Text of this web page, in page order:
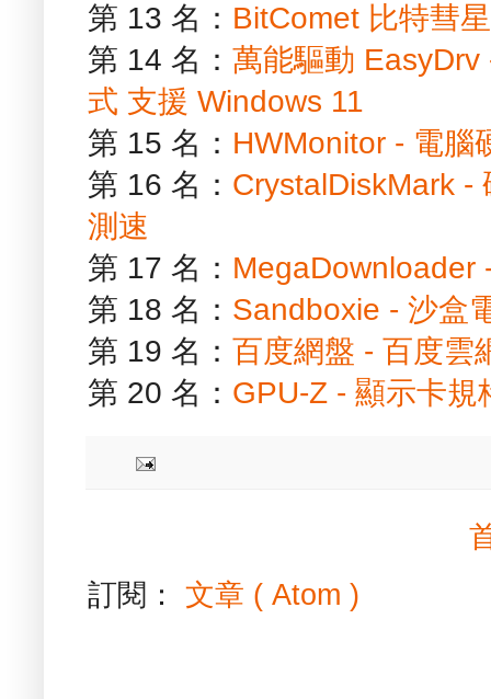
第 13 名： BitComet 比特彗
第 14 名： 萬能驅動
式 支援 Windows 11
第 15 名： HWMonitor - 電腦
第 16 名： CrystalDiskMark -
測速
第 17 名： MegaDownloader
第 18 名： Sandboxie - 沙盒
第 19 名： 百度網盤 - 百度雲
第 20 名： GPU-Z - 顯示卡規
訂閱： 文章 ( Atom )